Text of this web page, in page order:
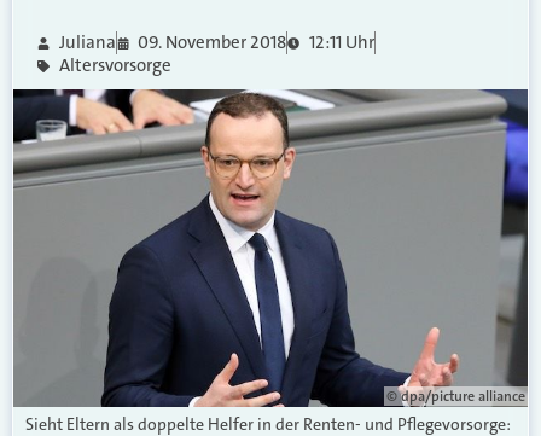
Juliana 09. November 2018
12:11 Uhr
Altersvorsorge
© dpa/picture alliance
Sieht Eltern als doppelte Helfer in der Renten- und Pflegevorsorge: